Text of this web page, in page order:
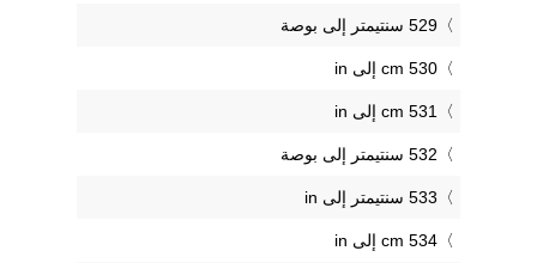
529 سنتيمتر إلى بوصة
530 cm إلى in
531 cm إلى in
532 سنتيمتر إلى بوصة
533 سنتيمتر إلى in
534 cm إلى in